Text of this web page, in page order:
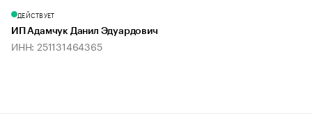
ДЕЙСТВУЕТ
ИП Адамчук Данил Эдуардович
ИНН: 251131464365